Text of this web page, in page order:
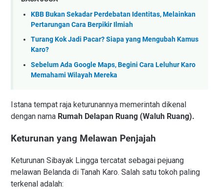
KBB Bukan Sekadar Perdebatan Identitas, Melainkan
Pertarungan Cara Berpikir Ilmiah
Turang Kok Jadi Pacar? Siapa yang Mengubah Kamus
Karo?
Sebelum Ada Google Maps, Begini Cara Leluhur Karo
Memahami Wilayah Mereka
Istana tempat raja keturunannya memerintah dikenal
dengan nama Rumah Delapan Ruang (Waluh Ruang).
Keturunan yang Melawan Penjajah
Keturunan Sibayak Lingga tercatat sebagai pejuang
melawan Belanda di Tanah Karo. Salah satu tokoh paling
terkenal adalah: